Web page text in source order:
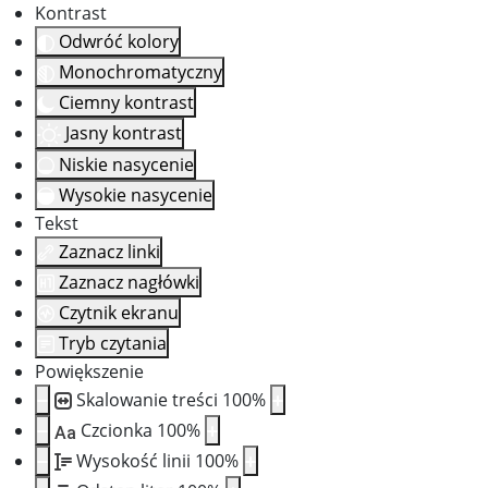
Kontrast
Odwróć kolory
Monochromatyczny
Ciemny kontrast
Jasny kontrast
Niskie nasycenie
Wysokie nasycenie
Tekst
Zaznacz linki
Zaznacz nagłówki
Czytnik ekranu
Tryb czytania
Powiększenie
Skalowanie treści 100%
Aa Czcionka 100%
Wysokość linii 100%